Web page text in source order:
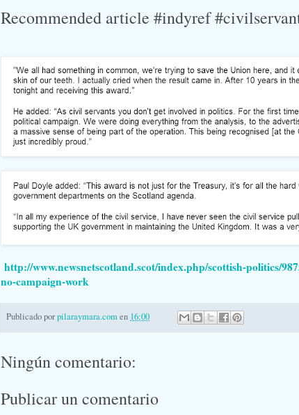
Recommended article #indyref
http://www.newsnetscotland.scot/index.php/scottish-politics/
no-campaign-work
Publicado porpilaraymara.comen 16:00
Ningún comentario:
Publicar un comentario